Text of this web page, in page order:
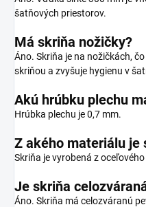
šatňových priestorov.
Má skriňa nožičky?
Áno. Skriňa je na nožičkách,
skriňou a zvyšuje hygienu v
Akú hrúbku plechu
Hrúbka plechu je 0,7 mm.
Z akého materiálu je
Skriňa je vyrobená z
Je skriňa
Áno. Skriňa má celozváranú